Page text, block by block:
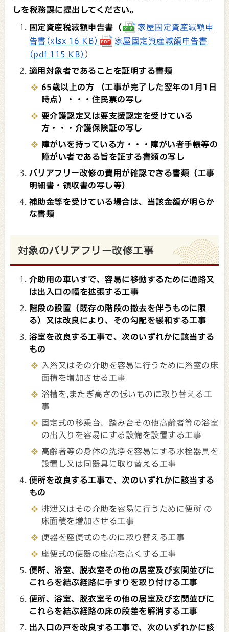
しを税務課に提出してください。
固定資産税減額申告書（
家屋固定資産減額申
告書(xlsx 16 KB)
家屋固定資産減額申告書
(pdf 115 KB) ）
適用対象者であることを証明する書類
65歳以上の方 （工事が完了した翌年の1月1日
時点）・・・住民票の写し
要介護認定又は要支援認定を受けている
方・・・介護保険証の写し
障がいを持っている方・・・障がい者手帳等の
障がい者である旨を証する書類の写し
バリアフリー改修の費用が確認できる書類（工事
明細書・領収書の写し等）
補助金等を受けている場合は、当該金額が明らか
な書類
対象のバリアフリー改修工事
介助用の車いすで、容易に移動するために通路又
は出入口の幅を拡張する工事
階段の設置（既存の階段の撤去を伴うものに限
る）又は改良により、その勾配を緩和する工事
浴室を改良する工事で、次のいずれかに該当する
もの
入浴又はその介助を容易に行うために浴室の床
面積を増加させる工事
浴槽を,またぎ高さの低いものに取り替える工
事
固定式の移乗台、踏み台その他高齢者等の浴室
の出入りを容易にする設備を設置する工事
高齢者等の身体の洗浄を容易にする水栓器具を
設置し又は同器具に取り替える工事
便所を改良する工事で、次のいずれかに該当する
もの
排泄又はその介助を容易に行うために便所 の
床面積を増加させる工事
便器を座便式のものに取り替える工事
座便式の便器の座高を高くする工事
便所、浴室、脱衣室その他の居室及び玄関並びに
これらを結ぶ経路に手すりを取り付ける工事
便所、浴室、脱衣室その他の居室及び玄関並びに
これらを結ぶ経路の床の段差を解消する工事
出入口の戸を改良する工事で、次のいずれかに該